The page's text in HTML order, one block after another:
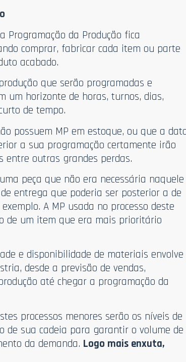
Programação da Produção fica
comprar, fabricar cada item ou parte
acabado.
que serão programadas e
um horizonte de horas, turnos, dias,
de tempo.
possuem MP em estoque, ou que a
a sua programação certamente irão
entre outras grandes perdas.
peça que não era necessária naquele
entrega que poderia ser posterior a de
A MP usada no processo deste
de um item que era mais prioritário
e disponibilidade de materiais envolve
desde a previsão de vendas,
até chegar a programação da
processos menores serão os níveis de
de sua cadeia para garantir o volume de
da demanda. Logo mais enxuta,